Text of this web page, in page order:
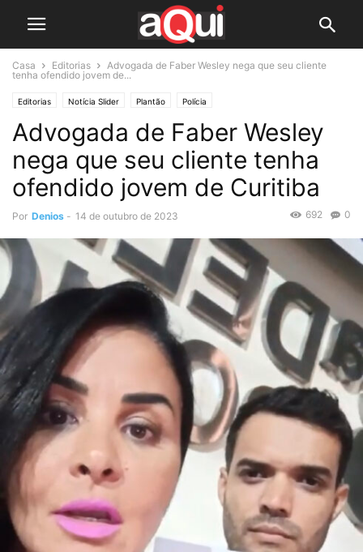
Casa Editorias
Advogada de Faber Wesley nega que seu cliente
tenha ofendido jovem de...
Editorias Notícia Slider Plantão Polícia
Advogada de Faber Wesley
nega que seu cliente tenha
ofendido jovem de Curitiba
Por Denios - 14 de outubro de 2023 0
692